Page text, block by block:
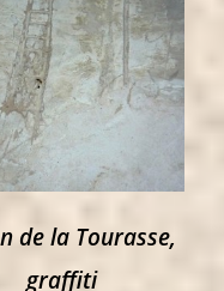
de la Tourasse,
graffiti